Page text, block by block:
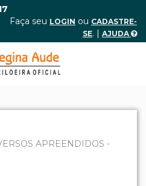
Faça seu LOGIN ou CADASTRE-
SE. | AJUDA
APREENDIDOS -